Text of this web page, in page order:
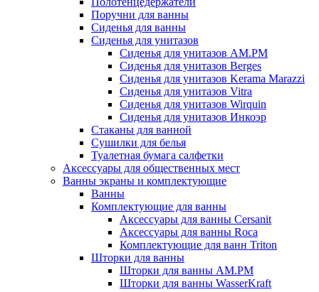
Поручни для ванны
Сиденья для ванны
Сиденья для унитазов
Сиденья для унитазов AM.PM
Сиденья для унитазов Berges
Сиденья для унитазов Kerama Marazzi
Сиденья для унитазов Vitra
Сиденья для унитазов Wirquin
Сиденья для унитазов Инкоэр
Стаканы для ванной
Сушилки для белья
Туалетная бумага салфетки
Аксессуары для общественных мест
Ванны экраны и комплектующие
Ванны
Комплектующие для ванны
Аксессуары для ванны Cersanit
Аксессуары для ванны Roca
Комплектующие для ванн Triton
Шторки для ванны
Шторки для ванны AM.PM
Шторки для ванны WasserKraft